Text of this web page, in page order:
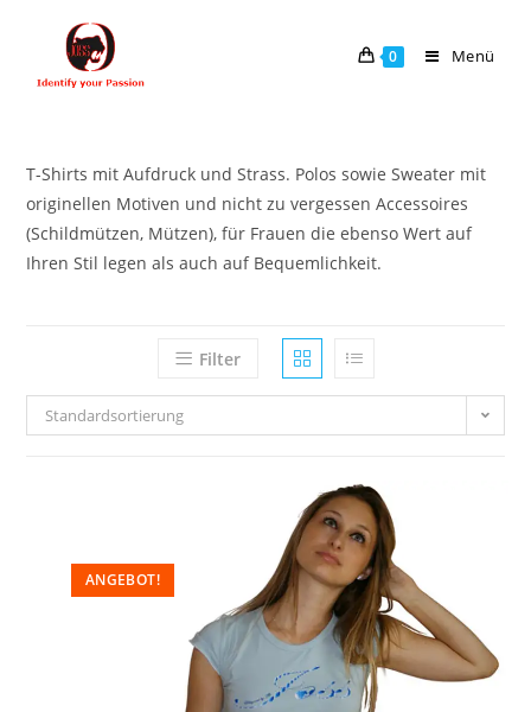
0 Menü
T-Shirts mit Aufdruck und Strass. Polos sowie Sweater mit
originellen Motiven und nicht zu vergessen Accessoires
(Schildmützen, Mützen), für Frauen die ebenso Wert auf
Ihren Stil legen als auch auf Bequemlichkeit.
Filter
Standardsortierung
ANGEBOT!